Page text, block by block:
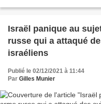
Israël panique au
russe qui a attaqué
israéliens
Publié le 02/12/2021 à 11:44
Par Gilles Munier